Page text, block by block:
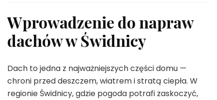
Wprowadzenie do napraw
dachów w Świdnicy
Dach to jedna z najważniejszych części domu —
chroni przed deszczem, wiatrem i stratą ciepła. W
regionie Świdnicy, gdzie pogoda potrafi zaskoczyć,